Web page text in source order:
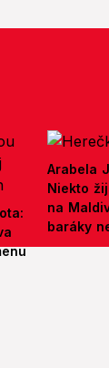
Arabela
Niekto
na
baráky